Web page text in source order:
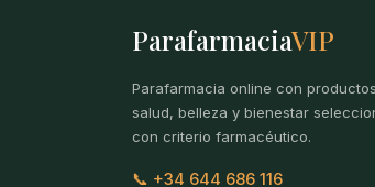
ParafarmaciaVIP
Parafarmacia online con
salud, belleza y bienestar
con criterio farmacéutico.
📞 +34 644 686 116